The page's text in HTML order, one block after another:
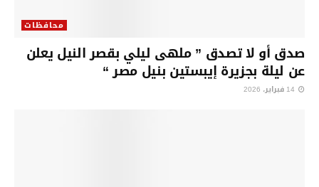
محافظات
صدق أو لا تصدق ” ملهى ليلي بقصر النيل يعلن
عن ليلة بجزيرة إيبستين بنيل مصر “